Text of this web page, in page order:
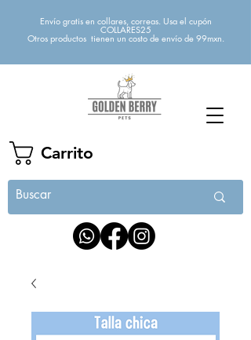
Carrito
Envío gratis en collares, correas. Usa el cupón
COLLARES25
Otros productos tienen un costo de envío de 99mxn.